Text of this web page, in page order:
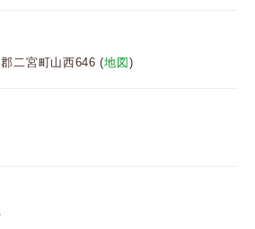
二宮町山西646 (地図 )